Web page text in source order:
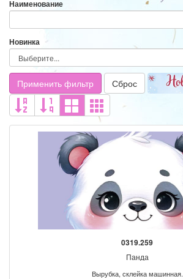
Наименование
Новинка
Применить фильтр Сброс
0319.259
Панда
Вырубка, склейка машинная.